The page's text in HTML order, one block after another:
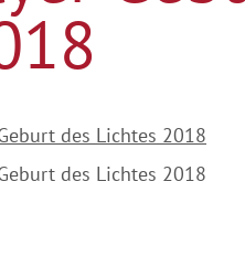
des Lichtes 2018
des Lichtes 2018